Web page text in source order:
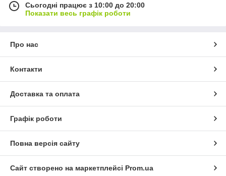
Сьогодні працює з 10:00 до 20:00
Показати весь графік роботи
Про нас
Контакти
Доставка та оплата
Графік роботи
Повна версія сайту
Сайт створено на маркетплейсі Prom.ua